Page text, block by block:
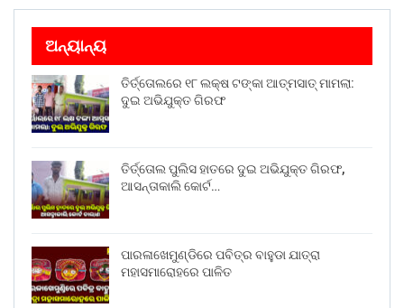
ଅନ୍ୟାନ୍ୟ
ତିର୍ତ୍ତୋଲରେ ୧୮ ଲକ୍ଷ ଟଙ୍କା ଆତ୍ମସାତ୍ ମାମଲା:
ଦୁଇ ଅଭିଯୁକ୍ତ ଗିରଫ
ତିର୍ତ୍ତୋଲ ପୁଲିସ ହାତରେ ଦୁଇ ଅଭିଯୁକ୍ତ ଗିରଫ,
ଆସନ୍ତାକାଲି କୋର୍ଟ…
ପାରଳାଖେମୁଣ୍ଡିରେ ପବିତ୍ର ବାହୁଡା ଯାତ୍ରା
ମହାସମାରୋହରେ ପାଳିତ